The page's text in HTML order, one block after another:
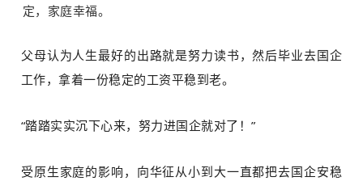
定，家庭幸福。
父母认为人生最好的出路就是努力读书，然后毕业去国企
工作，拿着一份稳定的工资平稳到老。
“踏踏实实沉下心来，努力进国企就对了！”
受原生家庭的影响，向华征从小到大一直都把去国企安稳